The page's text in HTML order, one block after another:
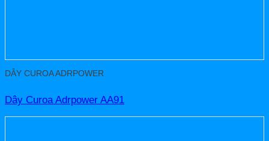
DÂY CUROA ADRPOWER
Dây Curoa Adrpower AA91